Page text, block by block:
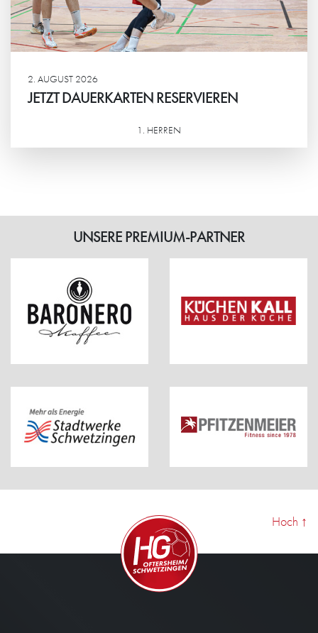
2. AUGUST 2026
JETZT DAUERKARTEN RESERVIEREN
1. HERREN
UNSERE PREMIUM-PARTNER
Hoch ↑